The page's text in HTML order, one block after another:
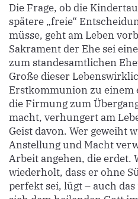
Die Frage, ob die
spätere „freie“
müsse, geht am Leben
Sakrament der Ehe sei
zum standesamtlichen
Große dieser
Erstkommunion zu einem
die Firmung zum
macht, verhungert am
Geist davon. Wer geweiht
Anstellung und Macht
Arbeit angehen, die erdet.
wiederholt, dass er ohne
perfekt sei, lügt – auch